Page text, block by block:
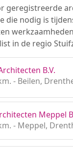
geregistreerde
die nodig is
in de regio
B.V.
- Beilen,
Meppel
- Meppel,